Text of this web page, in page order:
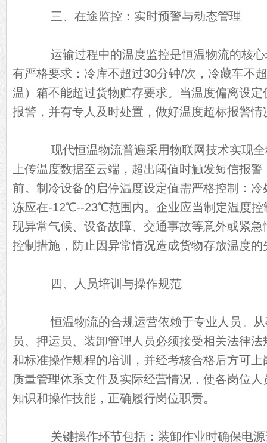
三、在途监控：实时预警与动态管理
运输过程中的温度监控是恒温物流的核心
有严格要求：冷库不超过30分钟/次，冷藏车不
温）箱不能超过货物贮存要求。当温度偏离设
报警，并有专人及时处置，做好温度超标报警情
现代恒温物流普遍采用物联网技术实现全
上传温度数据至云端，超出阈值时触发短信报
前。制冷设备的启停温度设定值需严格控制：
冻应在-12℃--23℃范围内。企业应当制定温度控
现异常气候、设备故障、交通事故等意外或紧
控制措施，防止因异常情况造成货物存放温度的
四、人员培训与操作规范
恒温物流的合规运营依赖于专业人员。从
员、押运员、装卸管理人员必须接受相关法律
和标准操作规程的培训，并经考核合格后方可
质量管理体系文件及实际经营情况，使各岗位
知识和操作技能，正确履行岗位职责。
关键操作环节包括：装卸作业时确保电源